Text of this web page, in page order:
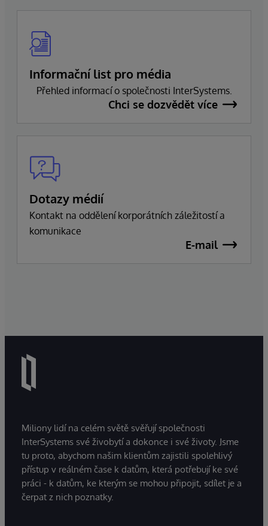
Informační list pro média
Přehled informací o společnosti InterSystems.
Chci se dozvědět více
Dotazy médií
Kontakt na oddělení korporátních záležitostí a
komunikace
E-mail
Miliony lidí na celém světě svěřují společnosti
InterSystems své živobytí a dokonce i své životy. Jsme
tu proto, abychom našim klientům zajistili spolehlivý
přístup v reálném čase k datům, která potřebují ke své
práci - k datům, ke kterým se mohou připojit, sdílet je a
čerpat z nich poznatky.